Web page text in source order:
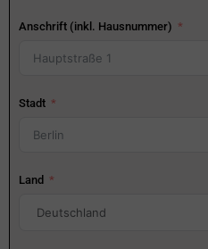
Anschrift (inkl. Hausnummer)
Stadt
Land